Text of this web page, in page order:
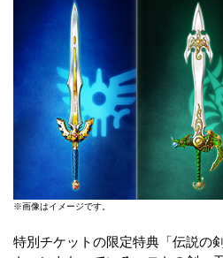
※画像はイメージです。
特別チケットの限定特典「伝説の